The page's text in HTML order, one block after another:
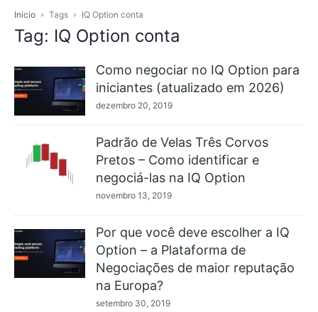
Inicio Tags IQ Option conta
Tag: IQ Option conta
Como negociar no IQ Option para
iniciantes (atualizado em 2026)
dezembro 20, 2019
Padrão de Velas Três Corvos
Pretos – Como identificar e
negociá-las na IQ Option
novembro 13, 2019
Por que você deve escolher a IQ
Option – a Plataforma de
Negociações de maior reputação
na Europa?
setembro 30, 2019